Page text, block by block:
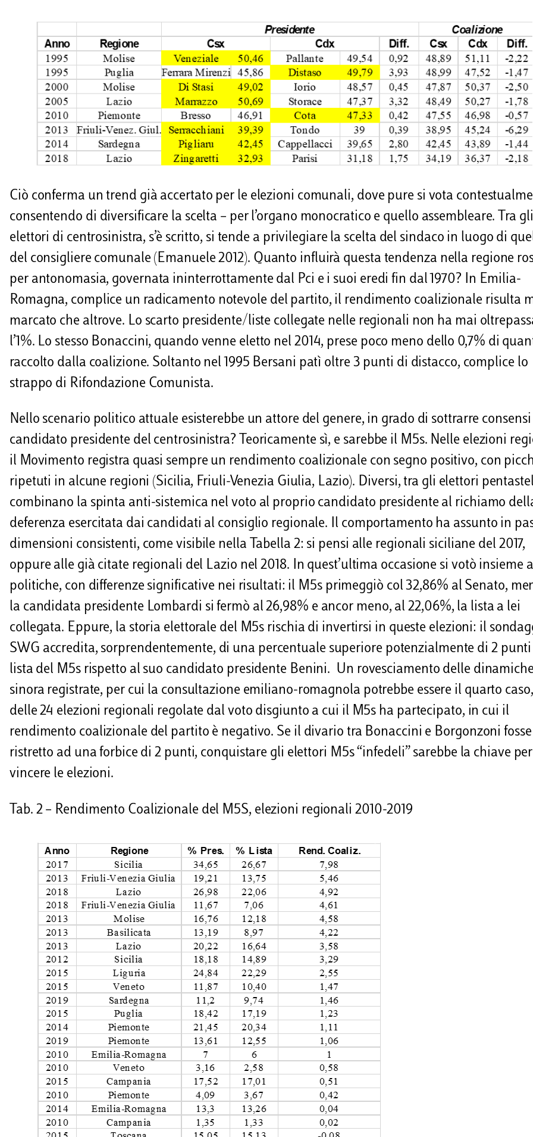
Ciò conferma un trend già accertato per le elezioni comunali, dove pure si vota
consentendo di diversificare la scelta – per l’organo monocratico e quello assembleare. Tra gli
elettori di centrosinistra, s’è scritto, si tende a privilegiare la scelta del sindaco in luogo di
del consigliere comunale (Emanuele 2012). Quanto influirà questa tendenza nella regione
per antonomasia, governata ininterrottamente dal Pci e i suoi eredi fin dal 1970? In Emilia-
Romagna, complice un radicamento notevole del partito, il rendimento coalizionale risulta
marcato che altrove. Lo scarto presidente/liste collegate nelle regionali non ha mai
l’1%. Lo stesso Bonaccini, quando venne eletto nel 2014, prese poco meno dello 0,7% di
raccolto dalla coalizione. Soltanto nel 1995 Bersani patì oltre 3 punti di distacco, complice lo
strappo di Rifondazione Comunista.
Nello scenario politico attuale esisterebbe un attore del genere, in grado di sottrarre consensi
candidato presidente del centrosinistra? Teoricamente sì, e sarebbe il M5s. Nelle elezioni
il Movimento registra quasi sempre un rendimento coalizionale con segno positivo, con
ripetuti in alcune regioni (Sicilia, Friuli-Venezia Giulia, Lazio). Diversi, tra gli elettori
combinano la spinta anti-sistemica nel voto al proprio candidato presidente al richiamo
deferenza esercitata dai candidati al consiglio regionale. Il comportamento ha assunto in
dimensioni consistenti, come visibile nella Tabella 2: si pensi alle regionali siciliane del 2017,
oppure alle già citate regionali del Lazio nel 2018. In quest’ultima occasione si votò insieme
politiche, con differenze significative nei risultati: il M5s primeggiò col 32,86% al Senato,
la candidata presidente Lombardi si fermò al 26,98% e ancor meno, al 22,06%, la lista a lei
collegata. Eppure, la storia elettorale del M5s rischia di invertirsi in queste elezioni: il
SWG accredita, sorprendentemente, di una percentuale superiore potenzialmente di 2
lista del M5s rispetto al suo candidato presidente Benini. Un rovesciamento delle dinamiche
sinora registrate, per cui la consultazione emiliano-romagnola potrebbe essere il quarto caso,
delle 24 elezioni regionali regolate dal voto disgiunto a cui il M5s ha partecipato, in cui il
rendimento coalizionale del partito è negativo. Se il divario tra Bonaccini e Borgonzoni fosse
ristretto ad una forbice di 2 punti, conquistare gli elettori M5s “infedeli” sarebbe la chiave per
vincere le elezioni.
Tab. 2 – Rendimento Coalizionale del M5S, elezioni regionali 2010-2019